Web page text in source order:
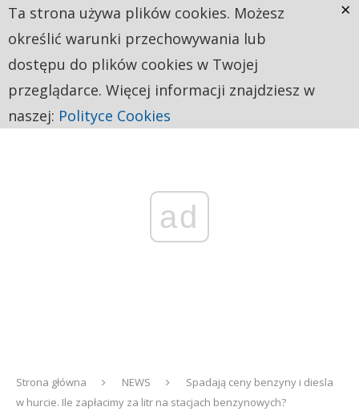
ad
Strona główna NEWS
Spadają ceny benzyny i diesla
w hurcie. Ile zapłacimy za litr na stacjach benzynowych?
Ta strona używa plików cookies. Możesz
określić warunki przechowywania lub
dostępu do plików cookies w Twojej
przeglądarce. Więcej informacji znajdziesz w
naszej: Polityce Cookies
×